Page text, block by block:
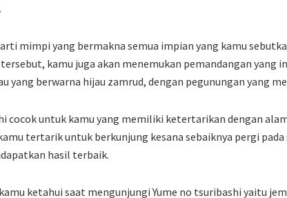
mimpi yang bermakna semua impian yang kamu
kamu juga akan menemukan pemandangan yang
yang berwarna hijau zamrud, dengan pegunungan yang
cocok untuk kamu yang memiliki ketertarikan dengan
tertarik untuk berkunjung kesana sebaiknya pergi pada
hasil terbaik.
ketahui saat mengunjungi Yume no tsuribashi yaitu